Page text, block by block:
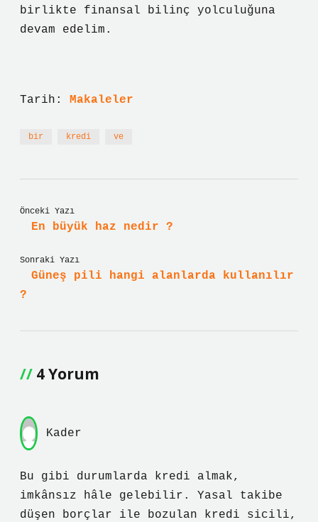
birlikte finansal bilinç yolculuğuna
devam edelim.
Tarih: Makaleler
bir kredi ve
Önceki Yazı
En büyük haz nedir ?
Sonraki Yazı
Güneş pili hangi alanlarda kullanılır
?
4 Yorum
Bu gibi durumlarda kredi almak,
imkânsız hâle gelebilir. Yasal takibe
düşen borçlar ile bozulan kredi sicili,